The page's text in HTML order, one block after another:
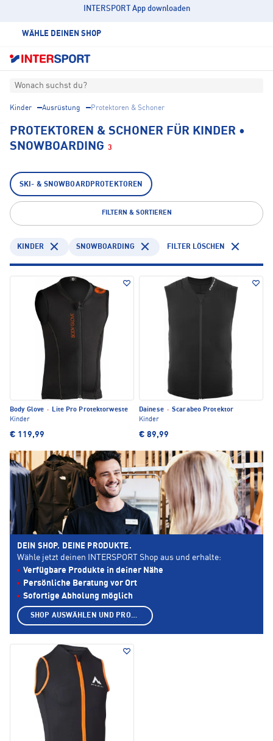
INTERSPORT App downloaden
WÄHLE DEINEN SHOP
Wonach suchst du?
Kinder Ausrüstung Protektoren & Schoner
PROTEKTOREN & SCHONER FÜR KINDER •
SNOWBOARDING 3
SKI- & SNOWBOARDPROTEKTOREN
FILTERN & SORTIEREN
KINDER SNOWBOARDING FILTER LÖSCHEN
Body Glove ·
Lite Pro Protektorweste
Kinder
€ 119,99
Dainese · Scarabeo Protektor
Kinder
€ 89,99
DEIN SHOP. DEINE PRODUKTE.
Wähle jetzt deinen INTERSPORT Shop aus und erhalte:
Verfügbare Produkte in deiner Nähe
Persönliche Beratung vor Ort
Sofortige Abholung möglich
SHOP AUSWÄHLEN UND PRODUKTE ANZEIGEN